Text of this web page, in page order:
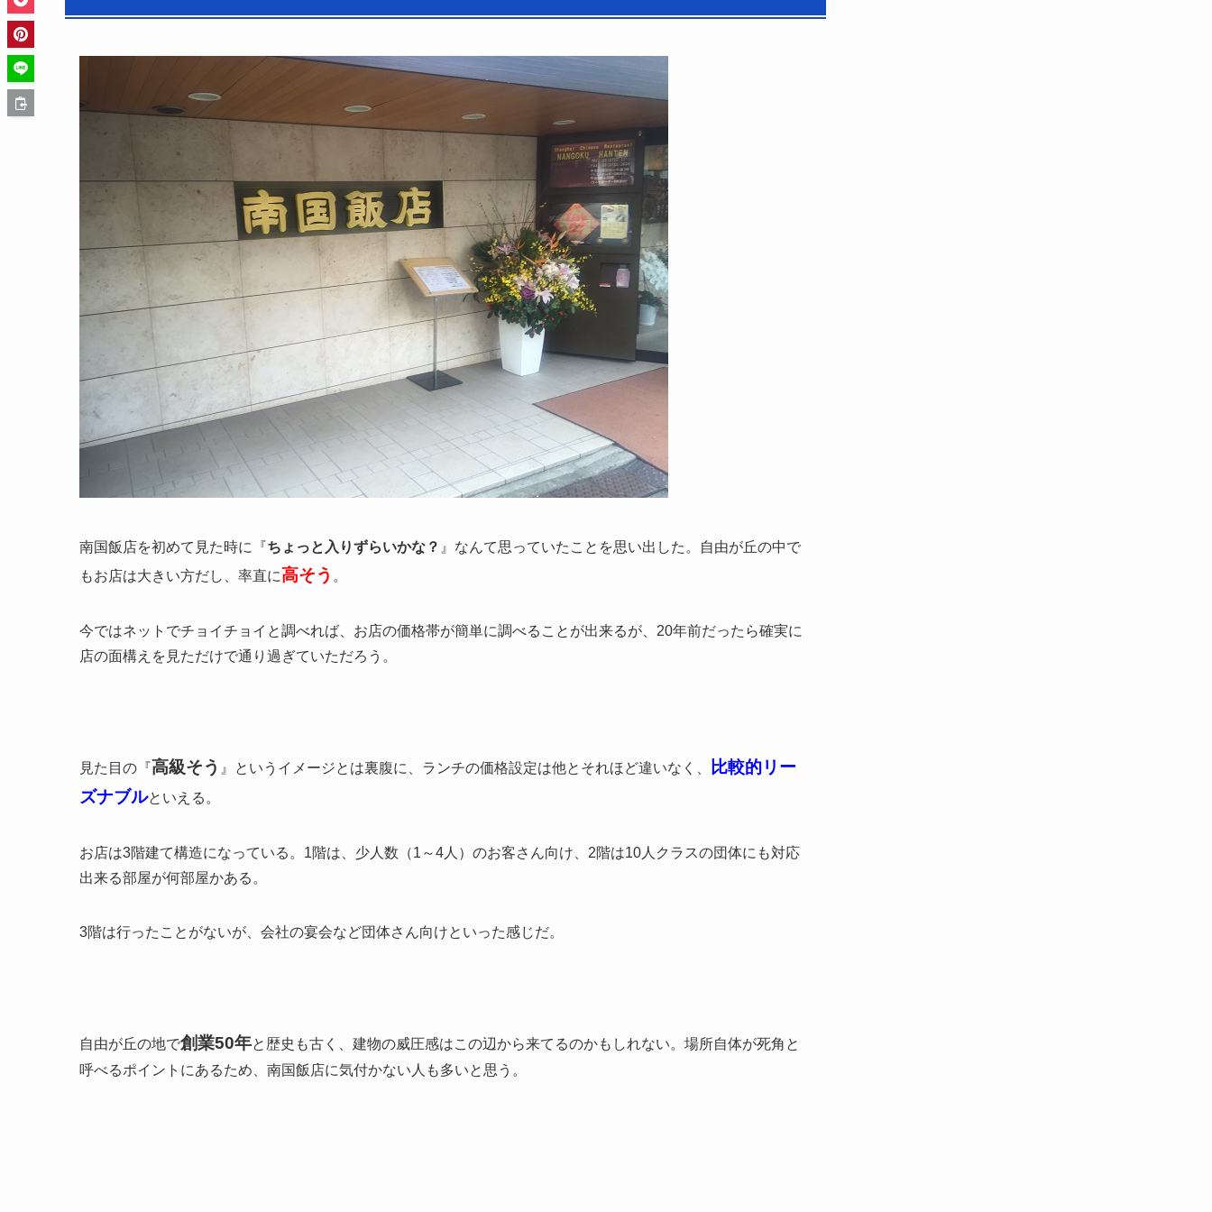
南国飯店を初めて見た時に『ちょっと入りずらいかな？ 』なんて思っていたことを思い出した。自由が丘の中で
もお店は大きい方だし、率直に高そう 。
今ではネットでチョイチョイと調べれば、お店の価格帯が簡単に調べることが出来るが、20年前だったら確実に
店の面構えを見ただけで通り過ぎていただろう。
見た目の『高級そう 』というイメージとは裏腹に、ランチの価格設定は他とそれほど違いなく、
比較的リー
ズナブルといえる。
お店は3階建て構造になっている。1階は、少人数（1～4人）のお客さん向け、2階は10人クラスの団体にも対応
出来る部屋が何部屋かある。
3階は行ったことがないが、会社の宴会など団体さん向けといった感じだ。
自由が丘の地で創業50年と歴史も古く、建物の威圧感はこの辺から来てるのかもしれない。場所自体が死角と
呼べるポイントにあるため、南国飯店に気付かない人も多いと思う。